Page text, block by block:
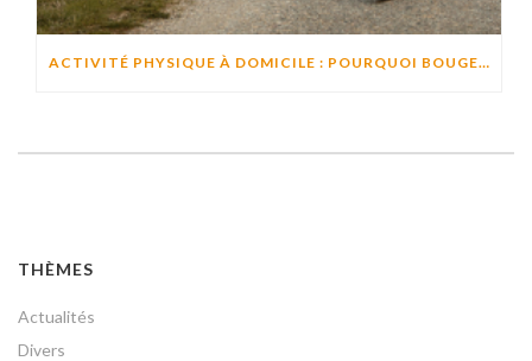
ACTIVITÉ PHYSIQUE À DOMICILE : POURQUOI BOUGER CHAQUE JOUR AIDE À PRÉSERVER L’AUTONOMIE ?
THÈMES
Actualités
Divers